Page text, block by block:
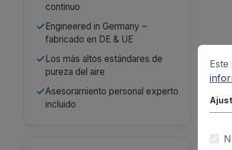
continuo
Engineered in Germany –
fabricado en DE & UE
Los más altos estándares de
pureza del aire
Asesoramiento personal experto
incluido